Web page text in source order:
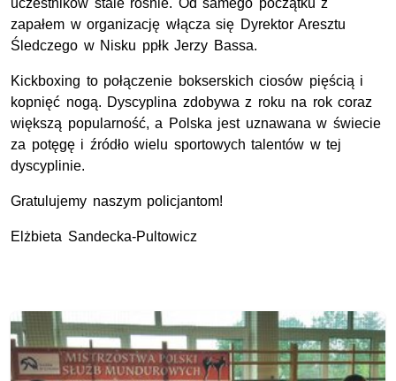
uczestników stale rośnie. Od samego początku z
zapałem w organizację włącza się Dyrektor Aresztu
Śledczego w Nisku ppłk Jerzy Bassa.
Kickboxing to połączenie bokserskich ciosów pięścią i
kopnięć nogą. Dyscyplina zdobywa z roku na rok coraz
większą popularność, a Polska jest uznawana w świecie
za potęgę i źródło wielu sportowych talentów w tej
dyscyplinie.
Gratulujemy naszym policjantom!
Elżbieta Sandecka-Pultowicz